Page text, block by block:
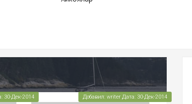
30-Дек-2014 Добавил: writer Дата: 30-Дек-2014